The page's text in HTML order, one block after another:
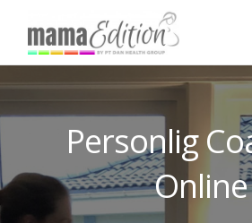
Personlig
Online